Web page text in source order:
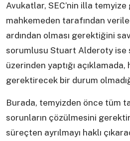
Avukatlar, SEC’nin illa
mahkemeden tarafından
ardından olması gerektiğini
sorumlusu Stuart Alderoty ise
üzerinden yaptığı
gerektirecek bir durum
Burada, temyizden önce tüm
sorunların çözülmesini
süreçten ayrılmayı haklı